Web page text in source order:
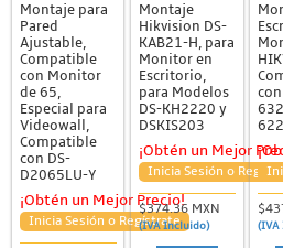
Montaje para
Pared
Ajustable,
Compatible
con Monitor
de 65,
Especial para
Videowall,
Compatible
con DS-
D2065LU-Y
¡Obtén un Mejor Precio!
Inicia Sesión o Regístrate
Montaje
Hikvision DS-
KAB21-H, para
Monitor en
Escritorio,
para Modelos
DS-KH2220 y
DSKIS203
¡Obtén un Mejor
Inicia Sesión o
$374.36 MXN
(IVA Incluido) (IVA